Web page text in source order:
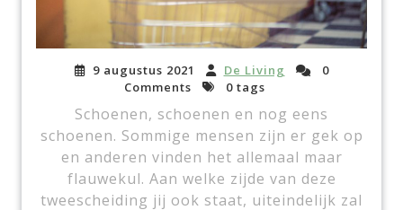
9 augustus 2021 De Living
0
Comments
0 tags
Schoenen, schoenen en nog eens
schoenen. Sommige mensen zijn er gek op
en anderen vinden het allemaal maar
flauwekul. Aan welke zijde van deze
tweescheiding jij ook staat, uiteindelijk zal